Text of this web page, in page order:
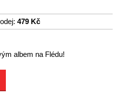
479 Kč
albem na Flédu!